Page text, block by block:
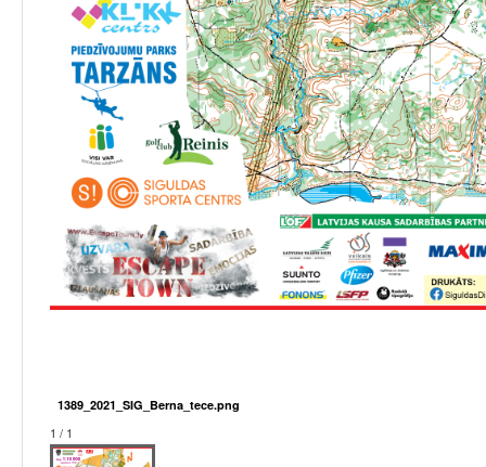
1389_2021_SIG_Berna_tece.png
1 / 1